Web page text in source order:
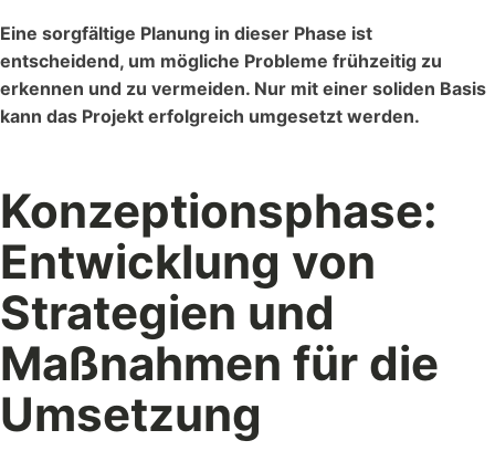
Eine sorgfältige Planung in dieser Phase ist
entscheidend, um mögliche Probleme frühzeitig zu
erkennen und zu vermeiden. Nur mit einer soliden Basis
kann das Projekt erfolgreich umgesetzt werden.
Konzeptionsphase:
Entwicklung von
Strategien und
Maßnahmen für die
Umsetzung